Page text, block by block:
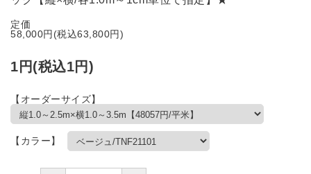
定価
58,000円(税込63,800円)
1円(税込1円)
【オーダーサイズ】
【カラー】